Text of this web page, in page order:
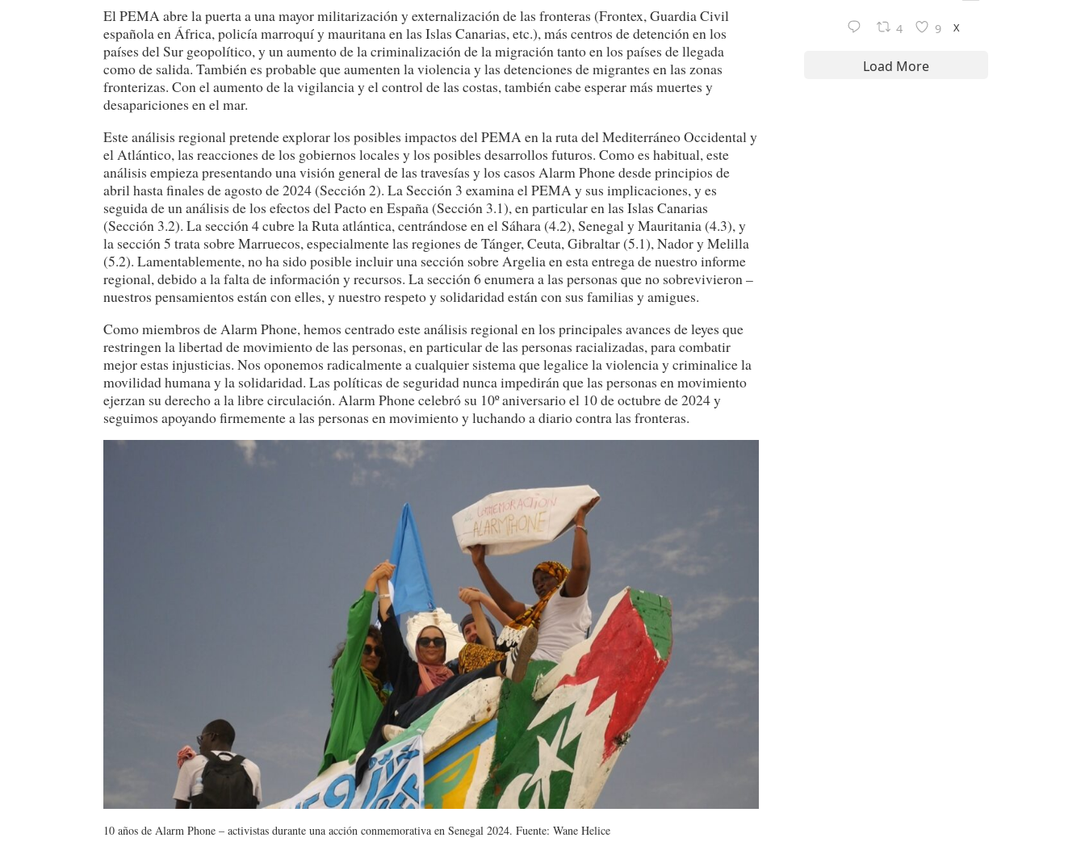
El PEMA abre la puerta a una mayor militarización y externalización de las fronteras (Frontex, Guardia Civil
española en África, policía marroquí y mauritana en las Islas Canarias, etc.), más centros de detención en los
países del Sur geopolítico, y un aumento de la criminalización de la migración tanto en los países de llegada
como de salida. También es probable que aumenten la violencia y las detenciones de migrantes en las zonas
fronterizas. Con el aumento de la vigilancia y el control de las costas, también cabe esperar más muertes y
desapariciones en el mar.
Este análisis regional pretende explorar los posibles impactos del PEMA en la ruta del Mediterráneo Occidental y
el Atlántico, las reacciones de los gobiernos locales y los posibles desarrollos futuros. Como es habitual, este
análisis empieza presentando una visión general de las travesías y los casos Alarm Phone desde principios de
abril hasta finales de agosto de 2024 (Sección 2). La Sección 3 examina el PEMA y sus implicaciones, y es
seguida de un análisis de los efectos del Pacto en España (Sección 3.1), en particular en las Islas Canarias
(Sección 3.2). La sección 4 cubre la Ruta atlántica, centrándose en el Sáhara (4.2), Senegal y Mauritania (4.3), y
la sección 5 trata sobre Marruecos, especialmente las regiones de Tánger, Ceuta, Gibraltar (5.1), Nador y Melilla
(5.2). Lamentablemente, no ha sido posible incluir una sección sobre Argelia en esta entrega de nuestro informe
regional, debido a la falta de información y recursos. La sección 6 enumera a las personas que no sobrevivieron –
nuestros pensamientos están con elles, y nuestro respeto y solidaridad están con sus familias y amigues.
Como miembros de Alarm Phone, hemos centrado este análisis regional en los principales avances de leyes que
restringen la libertad de movimiento de las personas, en particular de las personas racializadas, para combatir
mejor estas injusticias. Nos oponemos radicalmente a cualquier sistema que legalice la violencia y criminalice la
movilidad humana y la solidaridad. Las políticas de seguridad nunca impedirán que las personas en movimiento
ejerzan su derecho a la libre circulación. Alarm Phone celebró su 10º aniversario el 10 de octubre de 2024 y
seguimos apoyando firmemente a las personas en movimiento y luchando a diario contra las fronteras.
10 años de Alarm Phone – activistas durante una acción conmemorativa en Senegal 2024. Fuente: Wane Helice
4 9 X
Load More